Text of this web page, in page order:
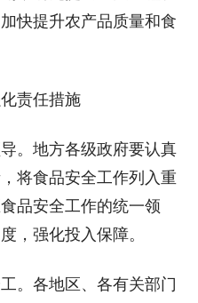
快提升农产品质量和食
责任措施
。地方各级政府要认真
将食品安全工作列入重
品安全工作的统一领
，强化投入保障。
。各地区、各有关部门